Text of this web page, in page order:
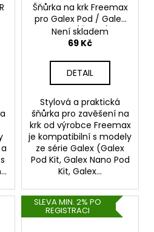
Šňůrka na krk Freemax
pro Galex Pod / Galex
Nano (Černá)
Není skladem
69 Kč
DETAIL
Stylová a praktická
šňůrka pro zavěšení na
krk od výrobce Freemax
je kompatibilní s modely
ze série Galex (Galex
Pod Kit, Galex Nano Pod
Kit, Galex...
SLEVA MIN. 2% PO
REGISTRACI